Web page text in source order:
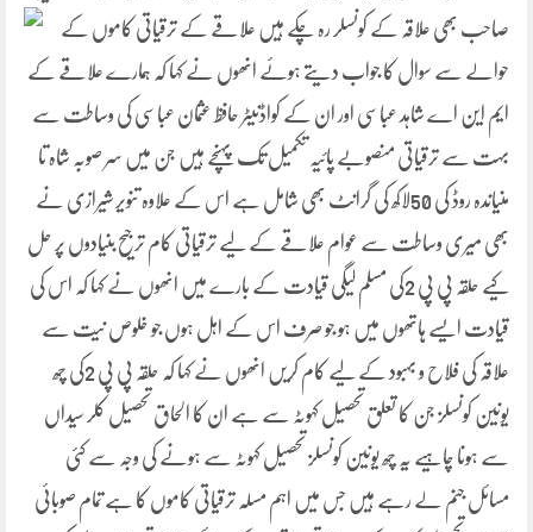
صاحب بھی علاقہ کے کونسلر رہ چکے ہیں علاقے کے ترقیاتی کاموں کے
حوالے سے سوال کا جواب دیتے ہوئے انھوں نے کہا کہ ہمارے علاقے کے
ایم این اے شاہد عباسی اور ان کے کواڈنیٹر حافظ عثمان عباسی کی وساطت سے
بہت سے ترقیاتی منصوبے پائیہ تکمیل تک پہنچے ہیں جن میں سر صوبہ شاہ تا
منیاندہ روڈ کی 50لاکھ کی گرانٹ بھی شامل ہے اس کے علاوہ تنویر شیرازی نے
بھی میری وساطت سے عوام علاقے کے لیے ترقیاتی کام ترجیح بنیادوں پر حل
کیے حلقہ پی پی 2کی مسلم لیگی قیادت کے بارے میں انھوں نے کہا کہ اس کی
قیادت ایسے ہاتھوں میں ہو جو صرف اس کے اہل ہوں جو خلوص نیت سے
علاقہ کی فلاح و بہبود کے لیے کام کریں انھوں نے کہا کہ حلقہ پی پی 2کی چھ
یونین کونسلز جن کا تعلق تحصیل کہوٹہ سے ہے ان کا الحاق تحصیل کلر سیداں
سے ہونا چاہیے یہ چھ یونین کونسلز تحصیل کہوٹہ سے ہونے کی وجہ سے کئی
مسائل جنم لے رہے ہیں جس میں اہم مسلہ ترقیاتی کاموں کا ہے تمام صوبائی